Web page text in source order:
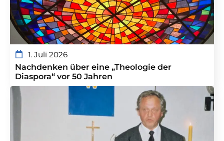
1. Juli 2026
Nachdenken über eine „Theologie der
Diaspora“ vor 50 Jahren